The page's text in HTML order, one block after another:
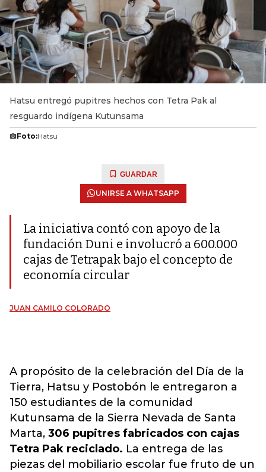
Hatsu entregó pupitres hechos con Tetra Pak al
resguardo indígena Kutunsama
Foto:Hatsu
GUARDAR
UNIRSE A WHATSAPP
La iniciativa contó con apoyo de la
fundación Duni e involucró a 600.000
cajas de Tetrapak bajo el concepto de
economía circular
JUAN CAMILO COLORADO
A propósito de la celebración del Día de la
Tierra, Hatsu y Postobón le entregaron a
150 estudiantes de la comunidad
Kutunsama de la Sierra Nevada de Santa
Marta, 306 pupitres fabricados con cajas
Tetra Pak reciclado. La entrega de las
piezas del mobiliario escolar fue fruto de un